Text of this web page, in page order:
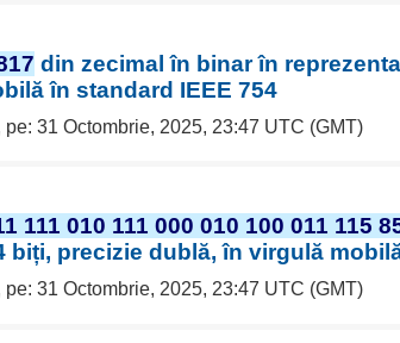
din zecimal în binar în
în standard IEEE 754
31 Octombrie, 2025, 23:47 UTC (GMT)
111 010 111 000 010 100 011 115
biți, precizie dublă, în virgulă
31 Octombrie, 2025, 23:47 UTC (GMT)